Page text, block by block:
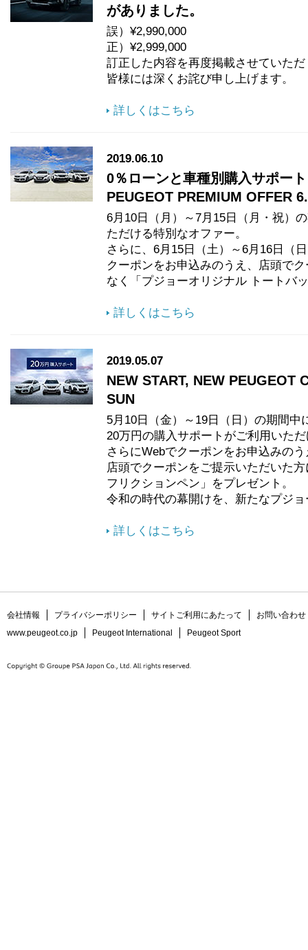
がありました。
誤）¥2,990,000
正）¥2,999,000
訂正した内容を再度掲載させていた
皆様には深くお詫び申し上げます。
詳しくはこちら
2019.06.10
0％ローンと車種別購入サポー
PEUGEOT PREMIUM OFFER
6月10日（月）～7月15日（月・祝）
ただける特別なオファー。
さらに、6月15日（土）～6月16日（
クーポンをお申込みのうえ、店頭で
なく「プジョーオリジナル トートバ
詳しくはこちら
2019.05.07
NEW START, NEW PEUGEOT
SUN
5月10日（金）～19日（日）の期間
20万円の購入サポートがご利用いた
さらにWebでクーポンをお申込みの
店頭でクーポンをご提示いただいた
フリクションペン」をプレゼント。
令和の時代の幕開けを、新たなプジ
詳しくはこちら
会社情報 プライバシーポリシー サイトご利用にあたって
お問い合わせ
www.peugeot.co.jp
Peugeot International Peugeot Sport